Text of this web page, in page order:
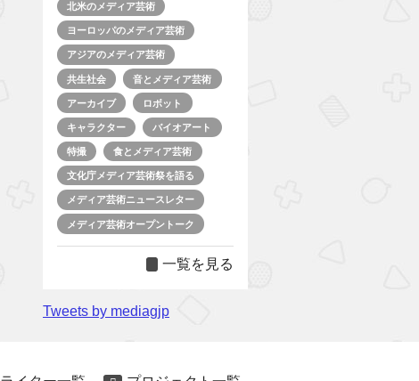
北米のメディア芸術
ヨーロッパのメディア芸術
アジアのメディア芸術
共生社会 音とメディア芸術
アーカイブ ロボット
キャラクター バイオアート
特撮 食とメディア芸術
文化庁メディア芸術祭を語る
メディア芸術ニュースレター
メディア芸術オープントーク
一覧を見る
Tweets by mediagjp